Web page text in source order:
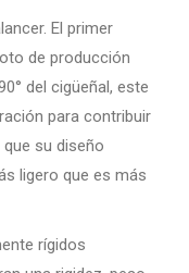
El primer
de producción
del cigüeñal, este
para contribuir
su diseño
ligero que es más
rígidos